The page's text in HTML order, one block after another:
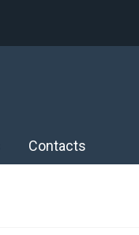
Contacts